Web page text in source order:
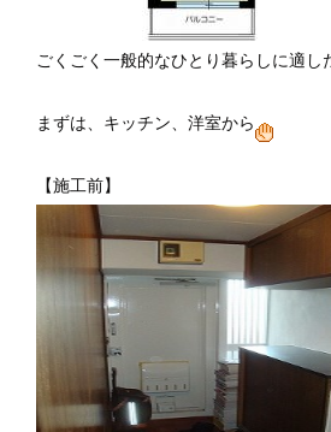
ごくごく一般的なひとり暮らしに適し
まずは、キッチン、洋室から
【施工前】